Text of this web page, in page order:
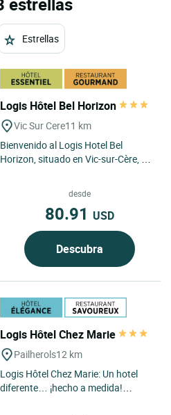
Estrellas
Logis Hôtel Bel Horizon
Vic Sur Cere11 km
Bienvenido al Logis Hotel Bel
Horizon, situado en Vic-sur-Cère, en
desde
80.91 USD
Descubra
Logis Hôtel Chez Marie
Pailherols12 km
Logis Hôtel Chez Marie: Un hotel
diferente… ¡hecho a medida!